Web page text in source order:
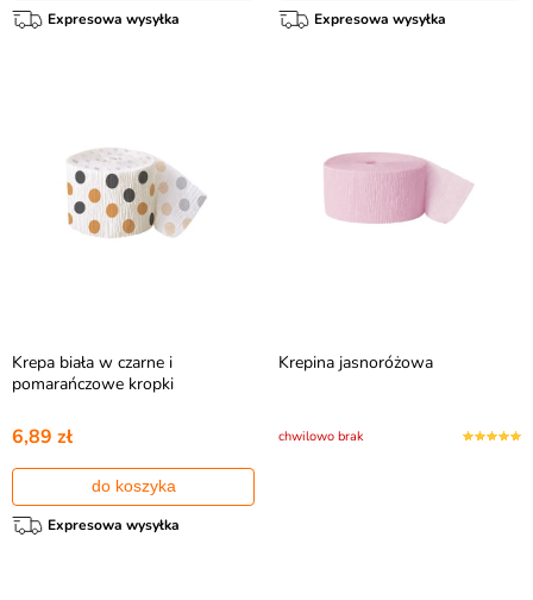
Expresowa wysyłka Expresowa wysyłka
Krepa biała w czarne i
pomarańczowe kropki
6,89 zł
do koszyka
Expresowa wysyłka
Krepina jasnoróżowa
chwilowo brak